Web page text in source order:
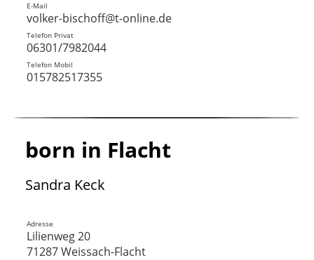
E-Mail
volker-bischoff@t-online.de
Telefon Privat
06301/7982044
Telefon Mobil
015782517355
born in Flacht
Sandra Keck
Adresse
Lilienweg 20
71287 Weissach-Flacht